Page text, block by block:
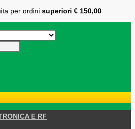
per ordini superiori € 150,00
E RF